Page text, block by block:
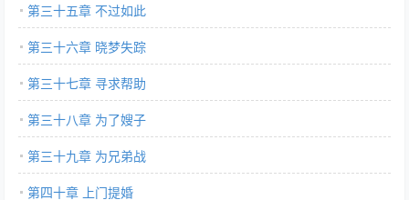
第三十五章 不过如此
第三十六章 晓梦失踪
第三十七章 寻求帮助
第三十八章 为了嫂子
第三十九章 为兄弟战
第四十章 上门提婚